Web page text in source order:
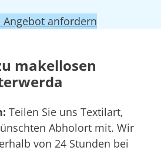
Angebot anfordern
makellosen
Teilen Sie uns Textilart,
Abholort mit. Wir
von 24 Stunden bei